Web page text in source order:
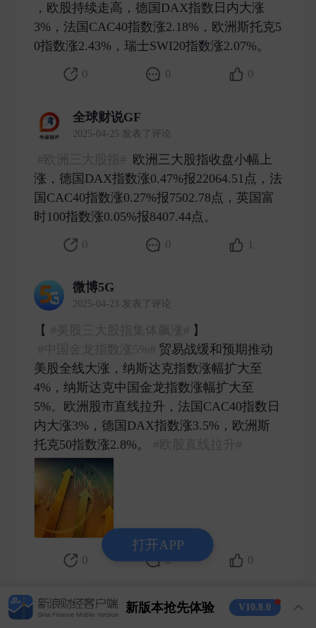
，欧股持续走高，德国DAX指数日内大涨
3%，法国CAC40指数涨2.18%，欧洲斯托克5
0指数涨2.43%，瑞士SWI20指数涨2.07%。 ​
0 0 0
全球财说GF
2025-04-25 发表了评论
欧洲三大股指收盘小幅上
涨，德国DAX指数涨0.47%报22064.51点，法
国CAC40指数涨0.27%报7502.78点，英国富
时100指数涨0.05%报8407.44点。 ​
0 0 1
微博5G
2025-04-23 发表了评论
【​​​
】
贸易战缓和预期推动
美股全线大涨，纳斯达克指数涨幅扩大至
4%，纳斯达克中国金龙指数涨幅扩大至
5%。欧洲股市直线拉升，法国CAC40指数日
内大涨3%，德国DAX指数涨3.5%，欧洲斯
托克50指数涨2.8%。
0 0 0
前海财经播报
2025-04-23 发表了评论
打开APP
新版本抢先体验 V10.8.0